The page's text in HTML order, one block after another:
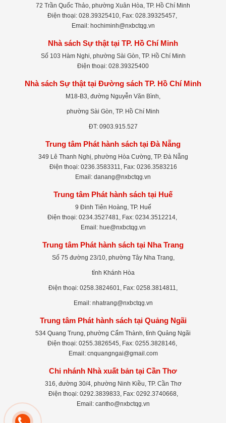
72 Trần Quốc Thảo, phường Xuân Hòa, TP. Hồ Chí Minh
Điện thoại: 028.39325410, Fax: 028.39325457,
Email: hochiminh@nxbctqg.vn
Nhà sách Sự thật tại TP. Hồ Chí Minh
Số 103 Hàm Nghi, phường Sài Gòn, TP. Hồ Chí Minh
Điện thoại: 028.39325400
Nhà sách Sự thật tại Đường sách TP. Hồ Chí Minh
M18-B3, đường Nguyễn Văn Bình,
phường Sài Gòn, TP. Hồ Chí Minh
ĐT: 0903.915.527
Trung tâm Phát hành sách tại Đà Nẵng
349 Lê Thanh Nghị, phường Hòa Cường, TP. Đà Nẵng
Điện thoại: 0236.3583311, Fax: 0236.3583216
Email: danang@nxbctqg.vn
Trung tâm Phát hành sách tại Huế
9 Đinh Tiên Hoàng, TP. Huế
Điện thoại: 0234.3527481, Fax: 0234.3512214,
Email: hue@nxbctqg.vn
Trung tâm Phát hành sách tại Nha Trang
Số 75 đường 23/10, phường Tây Nha Trang,
tỉnh Khánh Hòa
Điện thoại: 0258.3824601, Fax: 0258.3814811,
Email: nhatrang@nxbctqg.vn
Trung tâm Phát hành sách tại Quảng Ngãi
534 Quang Trung, phường Cẩm Thành, tỉnh Quảng Ngãi
Điện thoại: 0255.3826545, Fax: 0255.3828146,
Email: cnquangngai@gmail.com
Chi nhánh Nhà xuất bản tại Cần Thơ
316, đường 30/4, phường Ninh Kiều, TP. Cần Thơ
Điện thoại: 0292.3839833, Fax: 0292.3740668,
Email: cantho@nxbctqg.vn